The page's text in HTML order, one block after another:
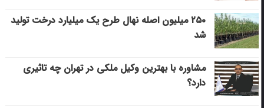
۲۵۰ میلیون اصله نهال طرح یک میلیارد درخت تولید
شد
مشاوره با بهترین وکیل ملکی در تهران چه تاثیری
دارد؟